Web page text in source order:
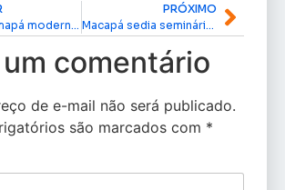
PRÓXIMO
comentário
de e-mail não será publicado.
são marcados com *